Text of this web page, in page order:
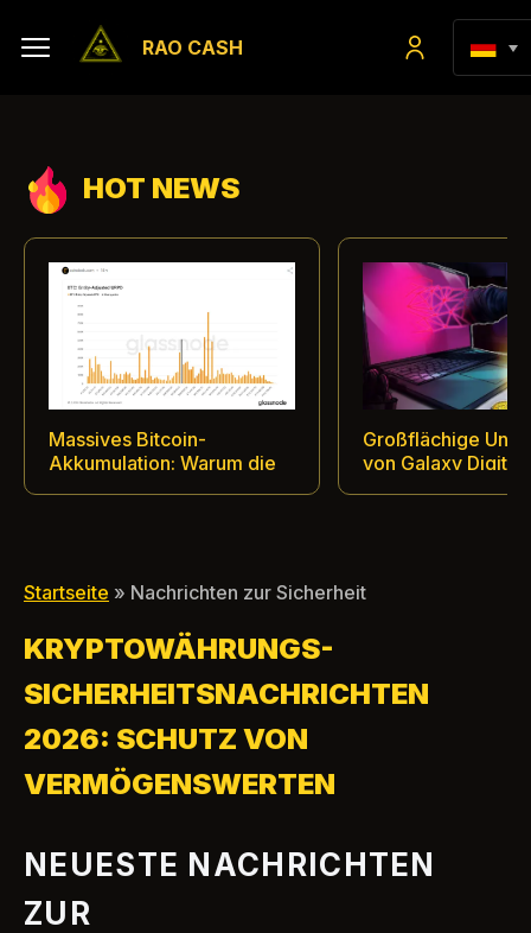
RAO CASH
HOT NEWS
Massives Bitcoin-
Akkumulation: Warum die
Großflächige
von Galaxy Digital:
Startseite » Nachrichten zur Sicherheit
KRYPTOWÄHRUNGS-
SICHERHEITSNACHRICHTEN
2026: SCHUTZ VON
VERMÖGENSWERTEN
NEUESTE NACHRICHTEN
ZUR